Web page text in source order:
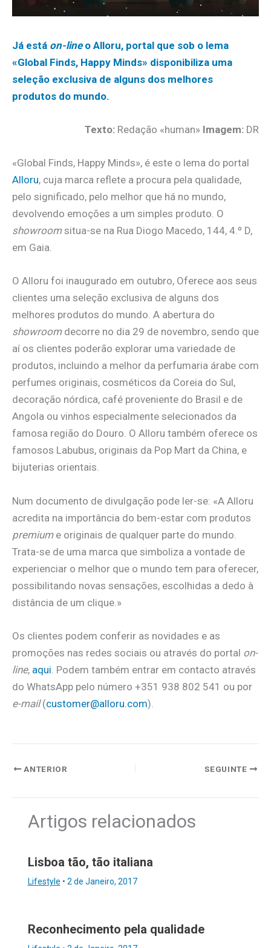
Já está on-lineo Alloru, portal que sob o lema
«Global Finds, Happy Minds» disponibiliza uma
seleção exclusiva de alguns dos melhores
produtos do mundo.
Texto: Redação «human» Imagem: DR
«Global Finds, Happy Minds», é este o lema do portal
Alloru, cuja marca reflete a procura pela qualidade,
pelo significado, pelo melhor que há no mundo,
devolvendo emoções a um simples produto. O
showroomsitua-se na Rua Diogo Macedo, 144, 4.º D,
em Gaia.
O Alloru foi inaugurado em outubro, Oferece aos seus
clientes uma seleção exclusiva de alguns dos
melhores produtos do mundo. A abertura do
showroomdecorre no dia 29 de novembro, sendo que
aí os clientes poderão explorar uma variedade de
produtos, incluindo a melhor da perfumaria árabe com
perfumes originais, cosméticos da Coreia do Sul,
decoração nórdica, café proveniente do Brasil e de
Angola ou vinhos especialmente selecionados da
famosa região do Douro. O Alloru também oferece os
famosos Labubus, originais da Pop Mart da China, e
bijuterias orientais.
Num documento de divulgação pode ler-se: «A Alloru
acredita na importância do bem-estar com produtos
premiume originais de qualquer parte do mundo.
Trata-se de uma marca que simboliza a vontade de
experienciar o melhor que o mundo tem para oferecer,
possibilitando novas sensações, escolhidas a dedo à
distância de um clique.»
Os clientes podem conferir as novidades e as
promoções nas redes sociais ou através do portal on-
line, aqui . Podem também entrar em contacto através
do WhatsApp pelo número +351 938 802 541 ou por
e-mail(customer@alloru.com).
ANTERIOR SEGUINTE
Artigos relacionados
Lisboa tão, tão italiana
Lifestyle • 2 de Janeiro, 2017
Reconhecimento pela qualidade